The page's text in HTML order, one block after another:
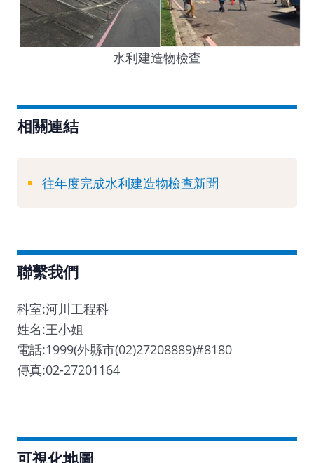
水利建造物檢查
相關連結
往年度完成水利建造物檢查新聞
聯繫我們
科室:河川工程科
姓名:王小姐
電話:1999(外縣市(02)27208889)#8180
傳真:02-27201164
可視化地圖